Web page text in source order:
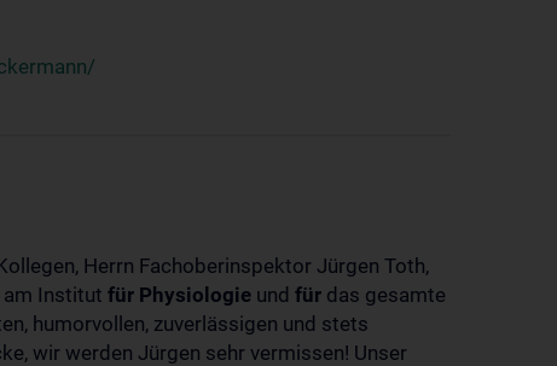
Herrn Fachoberinspektor Jürgen Toth,
am Institut für Physiologie und für das gesamte
humorvollen, zuverlässigen und stets
wir werden Jürgen sehr vermissen! Unser